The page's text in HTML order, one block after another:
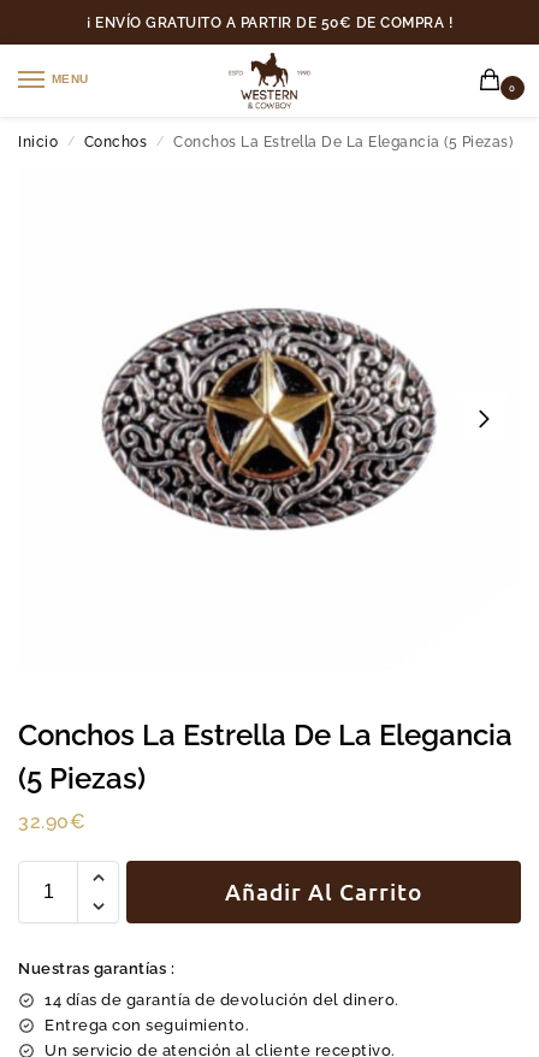
¡ ENVÍO GRATUITO A PARTIR DE 50€ DE COMPRA !
MENU
0
Inicio / Conchos / Conchos La Estrella De La Elegancia (5 Piezas)
Conchos La Estrella De La Elegancia
(5 Piezas)
32.90€
Añadir Al Carrito
Nuestras garantías :
14 días de garantía de devolución del dinero.
Entrega con seguimiento.
Un servicio de atención al cliente receptivo.